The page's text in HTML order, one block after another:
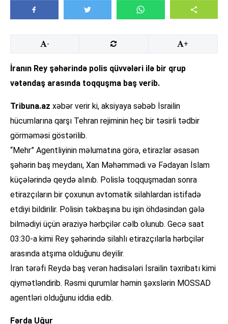
- +
İranın Rey şəhərində polis qüvvələri ilə bir qrup
vətəndaş arasında toqquşma baş verib.
Tribuna.az xəbər verir ki, aksiyaya səbəb İsrailin
hücumlarına qarşı Tehran rejiminin heç bir təsirli tədbir
görməməsi göstərilib.
“Mehr” Agentliyinin məlumatına görə, etirazlar əsasən
şəhərin baş meydanı, Xan Məhəmmədi və Fədayan İslam
küçələrində qeydə alınıb. Polislə toqquşmadan sonra
etirazçıların bir çoxunun avtomatik silahlardan istifadə
etdiyi bildirilir. Polisin təkbaşına bu işin öhdəsindən gələ
bilmədiyi üçün əraziyə hərbçilər cəlb olunub. Gecə saat
03:30-a kimi Rey şəhərində silahlı etirazçılarla hərbçilər
arasında atşıma olduğunu deyilir.
İran tərəfi Reydə baş verən hadisələri İsrailin təxribatı kimi
qiymətləndirib. Rəsmi qurumlar həmin şəxslərin MOSSAD
agentləri olduğunu iddia edib.
Fərda Uğur